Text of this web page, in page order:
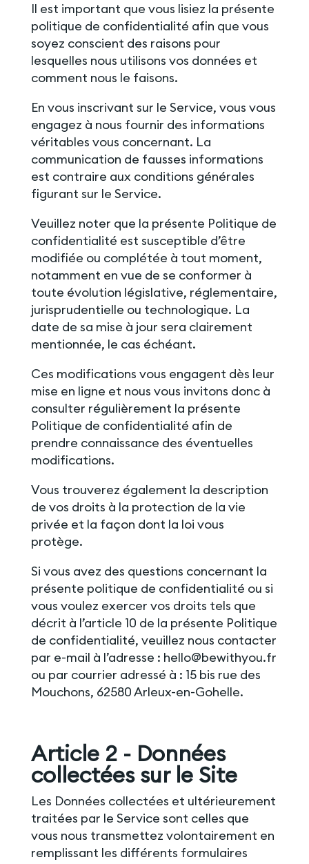
Il est important que vous lisiez la présente
politique de confidentialité afin que vous
soyez conscient des raisons pour
lesquelles nous utilisons vos données et
comment nous le faisons.
En vous inscrivant sur le Service, vous vous
engagez à nous fournir des informations
véritables vous concernant. La
communication de fausses informations
est contraire aux conditions générales
figurant sur le Service.
Veuillez noter que la présente Politique de
confidentialité est susceptible d’être
modifiée ou complétée à tout moment,
notamment en vue de se conformer à
toute évolution législative, réglementaire,
jurisprudentielle ou technologique. La
date de sa mise à jour sera clairement
mentionnée, le cas échéant.
Ces modifications vous engagent dès leur
mise en ligne et nous vous invitons donc à
consulter régulièrement la présente
Politique de confidentialité afin de
prendre connaissance des éventuelles
modifications.
Vous trouverez également la description
de vos droits à la protection de la vie
privée et la façon dont la loi vous
protège.
Si vous avez des questions concernant la
présente politique de confidentialité ou si
vous voulez exercer vos droits tels que
décrit à l’article 10 de la présente Politique
de confidentialité, veuillez nous contacter
par e-mail à l’adresse : hello@bewithyou.fr
ou par courrier adressé à : 15 bis rue des
Mouchons, 62580 Arleux-en-Gohelle.
Article 2 - Données
collectées sur le Site
Les Données collectées et ultérieurement
traitées par le Service sont celles que
vous nous transmettez volontairement en
remplissant les différents formulaires